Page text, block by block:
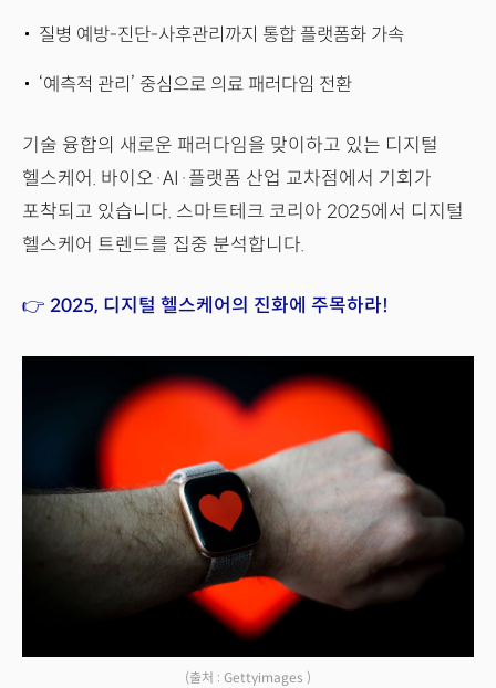
질병 예방-진단-사후관리까지 통합 플랫폼화 가속
‘예측적 관리’ 중심으로 의료 패러다임 전환
기술 융합의 새로운 패러다임을 맞이하고 있는 디지털
헬스케어. 바이오·AI·플랫폼 산업 교차점에서 기회가
포착되고 있습니다. 스마트테크 코리아 2025에서 디지털
헬스케어 트렌드를 집중 분석합니다.
👉 2025, 디지털 헬스케어의 진화에 주목하라!
(출처 : Gettyimages )